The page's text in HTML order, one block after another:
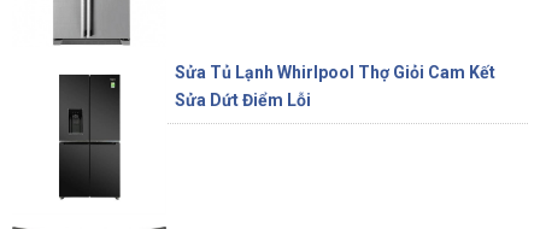
Sửa Tủ Lạnh Whirlpool Thợ Giỏi Cam Kết
Sửa Dứt Điểm Lỗi